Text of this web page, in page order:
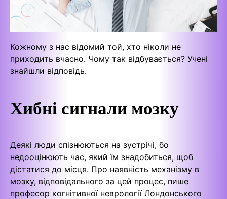
Кожному з нас відомий той, хто ніколи не
приходить вчасно. Чому так відбувається? Учені
знайшли відповідь.
Хибні сигнали мозку
Деякі люди спізнюються на зустрічі, бо
недооцінюють час, який їм знадобиться, щоб
дістатися до місця. Про наявність механізму в
мозку, відповідального за цей процес, пише
професор когнітивної неврології Лондонського